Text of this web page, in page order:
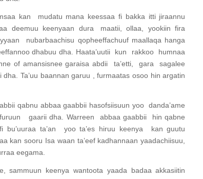
kan mudatu mana keessaa fi bakka itti jiraannu
deemuu keenyaan dura maatii, ollaa, yookiin fira
nubarbaachisu qopheeffachuuf maallaqa hanga
dhabuu dha. Haata’uutii kun rakkoo humnaa
of amansisnee garaisa abdii ta’etti, gara sagalee
Ta’uu baannan garuu , furmaatas osoo hin argatin
qabnu abbaa gaabbii hasofsiisuun yoo danda’ame
gaarii dha. Warreen abbaa gaabbii hin qabne
bu’uuraa ta’an yoo ta’es hiruu keenya kan guutu
kan sooru Isa waan ta’eef kadhannaan yaadachiisuu,
eegama.
keenya wantoota yaada badaa akkasiitin